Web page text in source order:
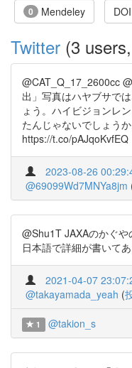
0 Mendeley
Twitter (3
@CAT_Q_17_2600cc
出」写真はハヤブサで
ょう。ハイビジョンレ
たんじゃないでしょう
https://t.co/pAJqoKvfEQ
2023-08-26
@69099Wd7MNYa8jm
@Shu1T JAXAのかぐや
日本語で詳細が書いて
2021-04-07
@takayamada_yeah (
1 @takion_s